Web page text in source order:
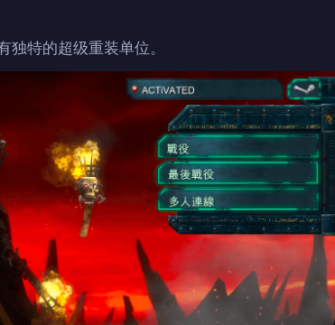
独特的超级重装单位。